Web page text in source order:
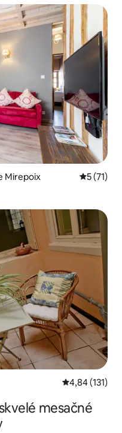
Mirepoix
5 (71)
Priemerné
4,84 (131)
mesačné